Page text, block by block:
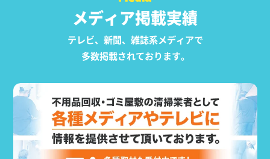
メディア掲載実績
テレビ、新聞、雑誌系メディアで
多数掲載されております。